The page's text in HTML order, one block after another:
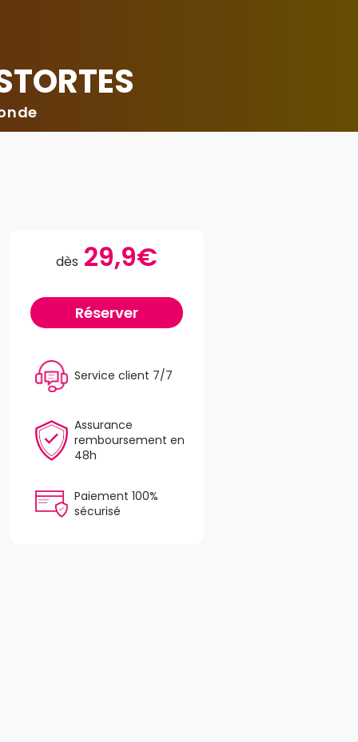
dès 29,9€
Réserver
Service client 7/7
Assurance
remboursement en
48h
Paiement 100%
sécurisé